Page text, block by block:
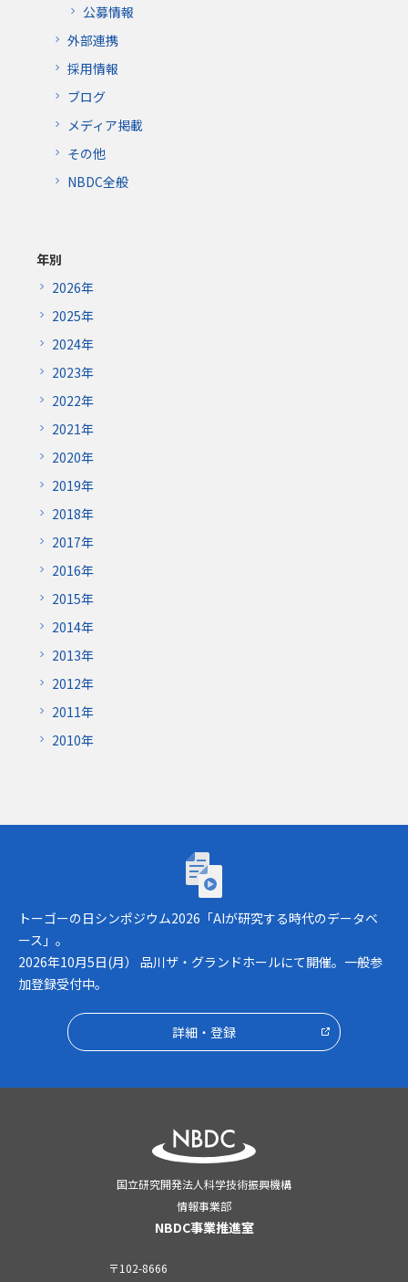
公募情報
外部連携
採用情報
ブログ
メディア掲載
その他
NBDC全般
年別
2026年
2025年
2024年
2023年
2022年
2021年
2020年
2019年
2018年
2017年
2016年
2015年
2014年
2013年
2012年
2011年
2010年
トーゴーの日シンポジウム2026「AIが研究
トーゴーの日シンポジウム2026「AIが研究する時代のデータベ
ース」。
2026年10月5日(月） 品川ザ・グランドホールにて開催。一般参
加登録受付中。
詳細・登録
国立研究開発法人科学技術振興機構
情報事業部
NBDC事業推進室
〒102-8666